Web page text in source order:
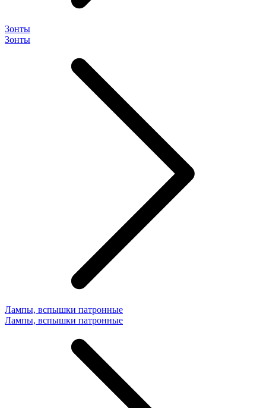
Зонты
Зонты
Лампы, вспышки патронные
Лампы, вспышки патронные